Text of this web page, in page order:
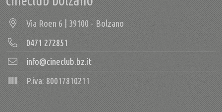
Via Roen 6 | 39100 - Bolzano
0471 272851
info@cineclub.bz.it
P.iva: 80017810211